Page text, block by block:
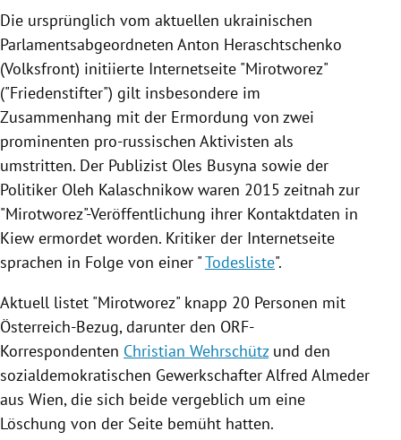
Die ursprünglich vom aktuellen ukrainischen
Parlamentsabgeordneten Anton Heraschtschenko
(Volksfront) initiierte Internetseite "Mirotworez"
("Friedenstifter") gilt insbesondere im
Zusammenhang mit der Ermordung von zwei
prominenten pro-russischen Aktivisten als
umstritten. Der Publizist Oles Busyna sowie der
Politiker Oleh Kalaschnikow waren 2015 zeitnah zur
"Mirotworez"-Veröffentlichung ihrer Kontaktdaten in
Kiew ermordet worden. Kritiker der Internetseite
sprachen in Folge von einer "Todesliste".
Aktuell listet "Mirotworez" knapp 20 Personen mit
Österreich-Bezug, darunter den ORF-
Korrespondenten Christian Wehrschützund den
sozialdemokratischen GewerkschafterAlfred Almeder
aus Wien, die sich beide vergeblich um eine
Löschung von der Seite bemüht hatten.